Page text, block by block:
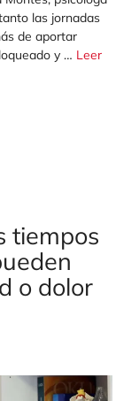
las jornadas
de aportar
y … Leer
tiempos
o dolor